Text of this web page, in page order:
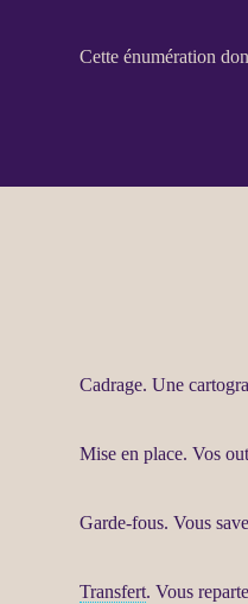
Cette énumération
Cadrage. Une
Mise en place. Vos
Garde-fous. Vous
Transfert. Vous